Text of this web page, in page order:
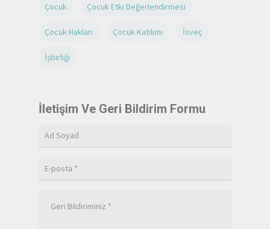
Çocuk Çocuk Etki Değerlendirmesi
Çocuk Hakları Çocuk Katılımı İsveç
İşbirliği
İletişim Ve Geri Bildirim Formu